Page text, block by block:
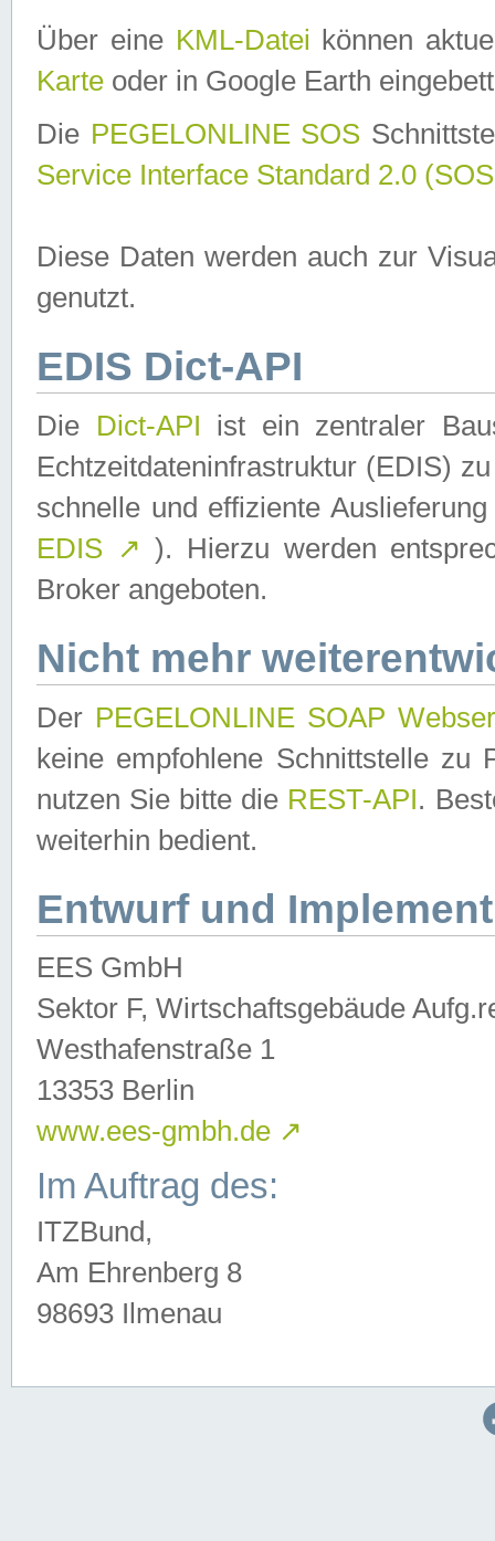
Über eine KML-Datei können
Karte oder in Google Earth
Die PEGELONLINE SOS
Service Interface Standard 2.0
Diese Daten werden auch zur
genutzt.
EDIS Dict-API
Die Dict-API ist ein zentraler
Echtzeitdateninfrastruktur (EDIS)
schnelle und effiziente
EDIS ↗ ). Hierzu werden
Broker angeboten.
Nicht mehr
Der PEGELONLINE SOAP
keine empfohlene Schnittstelle zu
nutzen Sie bitte die REST-API.
weiterhin bedient.
Entwurf und
EES GmbH
Sektor F, Wirtschaftsgebäude
Westhafenstraße 1
13353 Berlin
www.ees-gmbh.de ↗
Im Auftrag des:
ITZBund,
Am Ehrenberg 8
98693 Ilmenau